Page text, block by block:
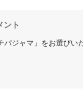
ント
パジャマ」をお選びい
だけたとのこと、大変
の負担軽減を考えてお